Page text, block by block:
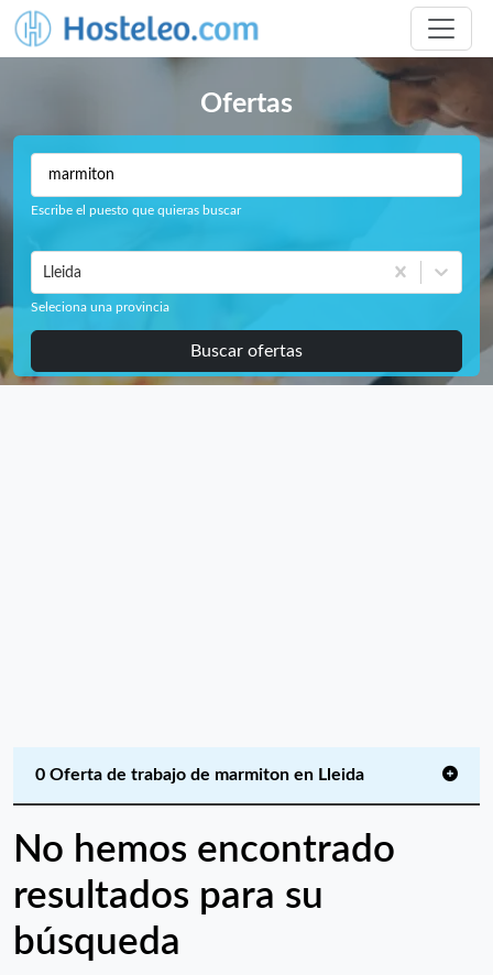
Ofertas
Escribe el puesto que quieras buscar
Lleida
Seleciona una provincia
Buscar ofertas
0 Oferta de trabajo de marmiton en Lleida
No hemos encontrado
resultados para su
búsqueda